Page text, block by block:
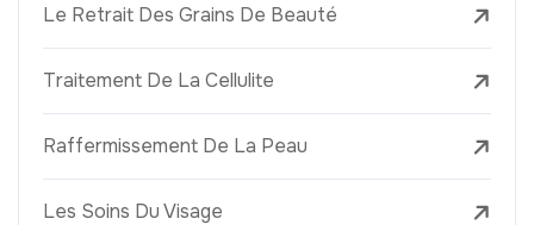
Le Retrait Des Grains De Beauté
Traitement De La Cellulite
Raffermissement De La Peau
Les Soins Du Visage